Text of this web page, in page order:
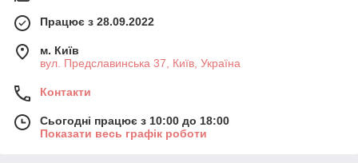
Працює з 28.09.2022
м. Київ
вул. Предславинська 37, Київ, Україна
Контакти
Сьогодні працює з 10:00 до 18:00
Показати весь графік роботи